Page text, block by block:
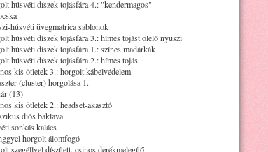
húsvéti díszek tojásfára 4.: "kendermagos"
húsvéti üvegmatrica sablonok
húsvéti díszek tojásfára 3.: hímes tojást ölelő nyuszi
húsvéti díszek tojásfára 1.: színes madárkák
húsvéti díszek tojásfára 2.: hímes tojás
kis ötletek 3.: horgolt kábelvédelem
(cluster) horgolása 1.
(13)
kis ötletek 2.: headset-akasztó
diós baklava
sonkás kalács
horgolt álomfogó
szegéllyel díszített, csinos derékmelegítő